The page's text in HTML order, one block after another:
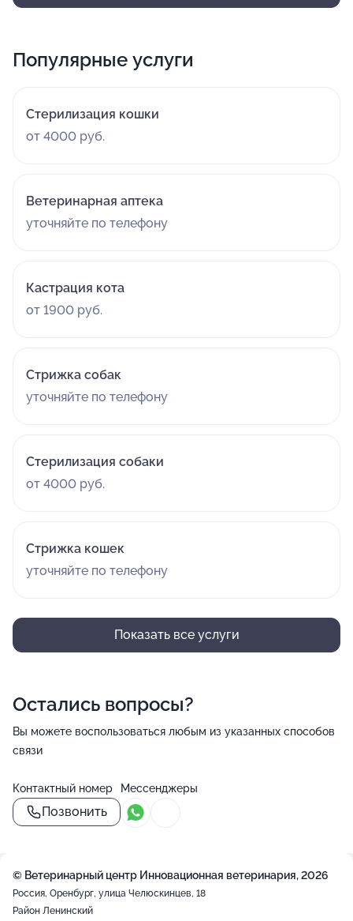
Популярные услуги
Стерилизация кошки
от 4000 руб.
Ветеринарная аптека
уточняйте по телефону
Кастрация кота
от 1900 руб.
Стрижка собак
уточняйте по телефону
Стерилизация собаки
от 4000 руб.
Стрижка кошек
уточняйте по телефону
Показать все услуги
Остались вопросы?
Вы можете воспользоваться любым из указанных способов
связи
Контактный номер
Позвонить
Мессенджеры
© Ветеринарный центр Инновационная ветеринария, 2026
Россия, Оренбург, улица Челюскинцев, 18
Район Ленинский